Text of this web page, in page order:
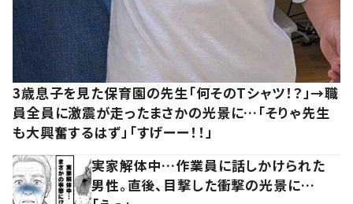
3歳息子を見た保育園の先生「何そのTシャツ！？」→職
員全員に激震が走ったまさかの光景に…「そりゃ先生
も大興奮するはず」「すげーー！！」
実家解体中…作業員に話しかけられた
男性。直後、目撃した衝撃の光景に…